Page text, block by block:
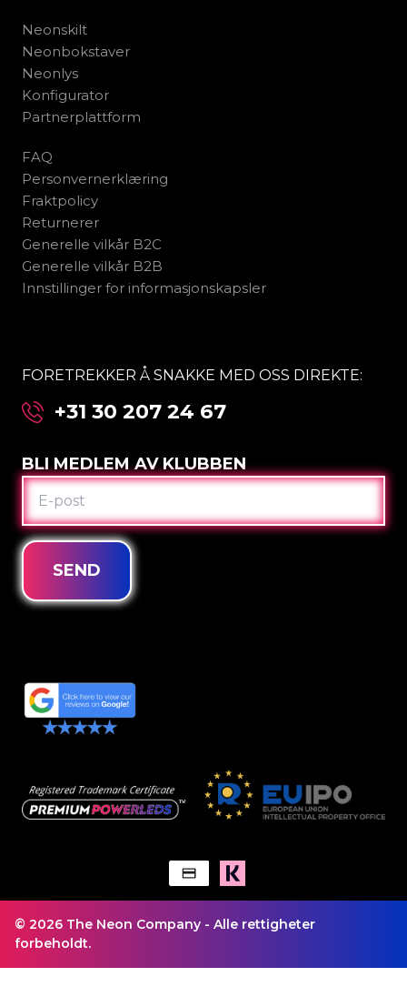
Neonskilt
Neonbokstaver
Neonlys
Konfigurator
Partnerplattform
FAQ
Personvernerklæring
Fraktpolicy
Returnerer
Generelle vilkår B2C
Generelle vilkår B2B
Innstillinger for informasjonskapsler
FORETREKKER Å SNAKKE MED OSS DIREKTE:
+31 30 207 24 67
BLI MEDLEM AV KLUBBEN
E-
POST
SEND
© 2026 The Neon Company - Alle rettigheter
forbeholdt.